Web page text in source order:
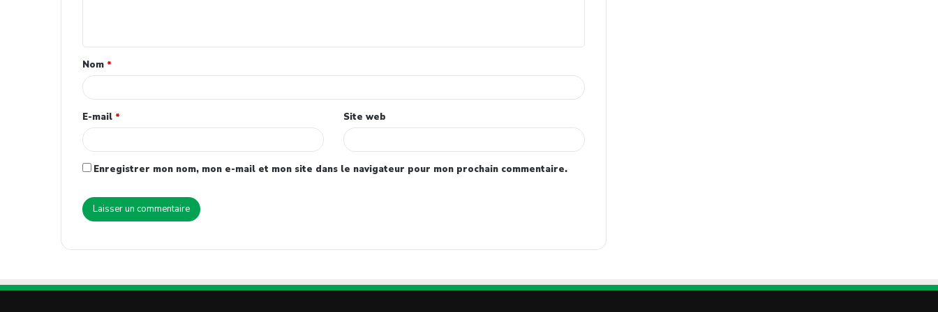
Nom *
E-mail * Site web
Enregistrer mon nom, mon e-mail et mon site dans le navigateur pour mon prochain commentaire.